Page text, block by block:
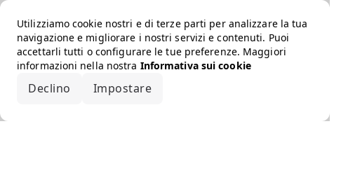
Utilizziamo cookie nostri e di terze parti per analizzare la tua
navigazione e migliorare i nostri servizi e contenuti. Puoi
accettarli tutti o configurare le tue preferenze. Maggiori
informazioni nella nostra Informativa sui cookie
Declino Impostare